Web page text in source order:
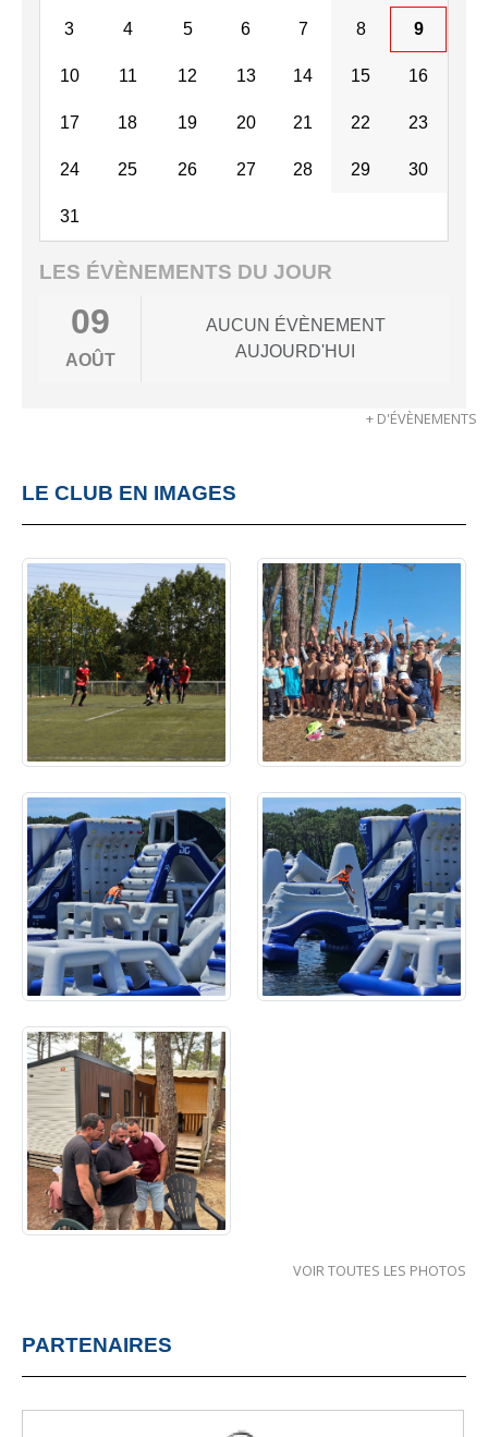
3 4 5 6 7 8 9
10 11 12 13 14 15 16
17 18 19 20 21 22 23
24 25 26 27 28 29 30
31
LES ÉVÈNEMENTS DU JOUR
09
AOÛT
AUCUN ÉVÈNEMENT
AUJOURD'HUI
+ D'ÉVÈNEMENTS
LE CLUB EN IMAGES
VOIR TOUTES LES PHOTOS
PARTENAIRES